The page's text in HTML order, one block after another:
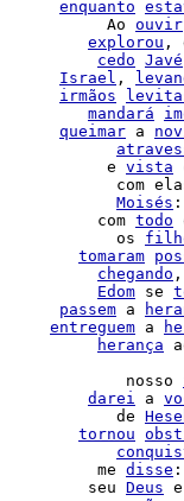
enquanto
|           Ao ouvir
explorou ,
cedo Javé
Israel ,
irmãos
mandará
queimar a
|           e vista
|            com
Moisés
|          com todo
|            os
tomaram
chegando ,
Edom se
passem a
entreguem a
herança
|
|             nosso
darei a
|            de
tornou
|          me disse
|         seu Deus e